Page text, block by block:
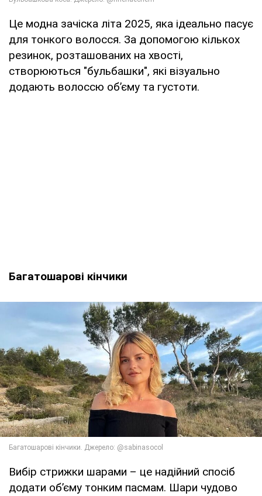
Це модна зачіска літа 2025, яка ідеально пасує
для тонкого волосся. За допомогою кількох
резинок, розташованих на хвості,
створюються "бульбашки", які візуально
додають волоссю об’єму та густоти.
Багатошарові кінчики
Вибір стрижки шарами – це надійний спосіб
додати об’єму тонким пасмам. Шари чудово